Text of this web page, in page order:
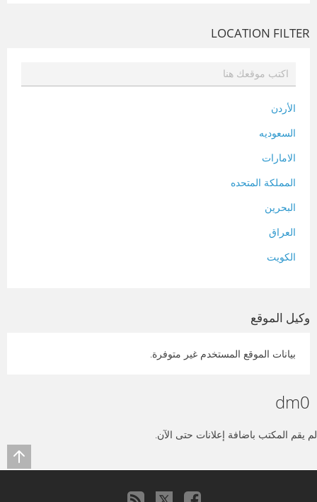
LOCATION FILTER
الأردن
السعوديه
الامارات
المملكة المتحده
البحرين
العراق
الكويت
فلسطين
سوريا
تونس
وكيل الموقع
بيانات الموقع المستخدم غير متوفرة.
dm0
لم يقم المكتب باضافة إعلانات حتى الآن.